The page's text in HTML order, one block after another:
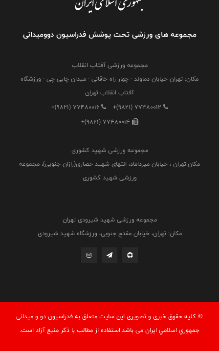
مجموعه های ورزشی تحت پوشش فدراسیون دوومیدانی
مجموعه ورزشی آفتاب انقلاب
مکان: تهران خیابان دماوند - چهار راه خاقانی - میدان چایی چی - ورزشگاه
آفتاب انقلاب تهران
+(9821) 77480012
+(9821) 77480016
+(9821) 77480014
مجموعه ورزشی شهید کشوری
مکان:تهران ، خیابان میرداماد، انتهای شهید حصاری(رازان جنوبی)، مجموعه
ورزشی شهید کشوری
مجموعه ورزشی شهید شیرودی تهران
مکان: تهران، خیابان مفتح جنوبی، ورزشگاه شهید شیرودی
© کليه حقوق خبری و تصويری اين سايت متعلق به فدراسيون دو و میدانی
جمهوري اسلامي ايران می باشد.استفاده از مطالب با ذكر منبع آزاد است.